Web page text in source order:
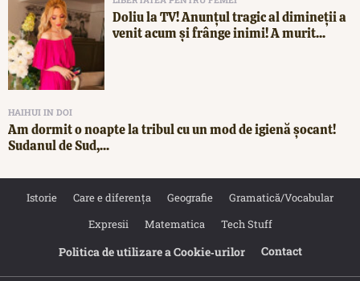
Doliu la TV! Anunțul tragic al dimineții a
venit acum și frânge inimi! A murit...
HAIHUI IN DOI
Am dormit o noapte la tribul cu un mod de igienă șocant!
Sudanul de Sud,...
Istorie Care e diferența Geografie
Gramatică/Vocabular
Expresii
Matematica Tech Stuff
Politica de utilizare a Cookie‐urilor Contact